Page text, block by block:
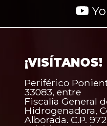
¡VISÍTANOS!
Periférico
33083, entre
Fiscalía General
Hidrogenadora,
Alborada. C.P.